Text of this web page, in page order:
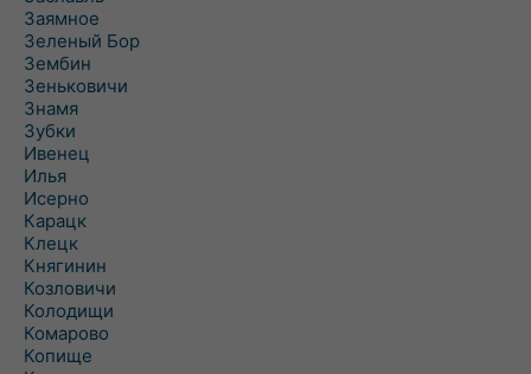
Заямное
Зеленый Бор
Зембин
Зеньковичи
Знамя
Зубки
Ивенец
Илья
Исерно
Карацк
Клецк
Княгинин
Козловичи
Колодищи
Комарово
Копище